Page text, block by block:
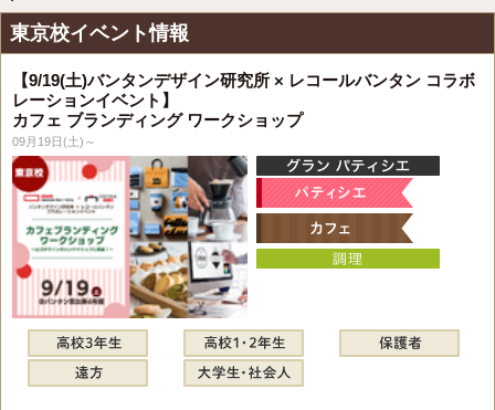
東京校イベント情報
【9/19(土)バンタンデザイン研究所 × レコールバンタン コラボ
レーションイベント】
カフェ ブランディング ワークショップ
09月19日(土)～